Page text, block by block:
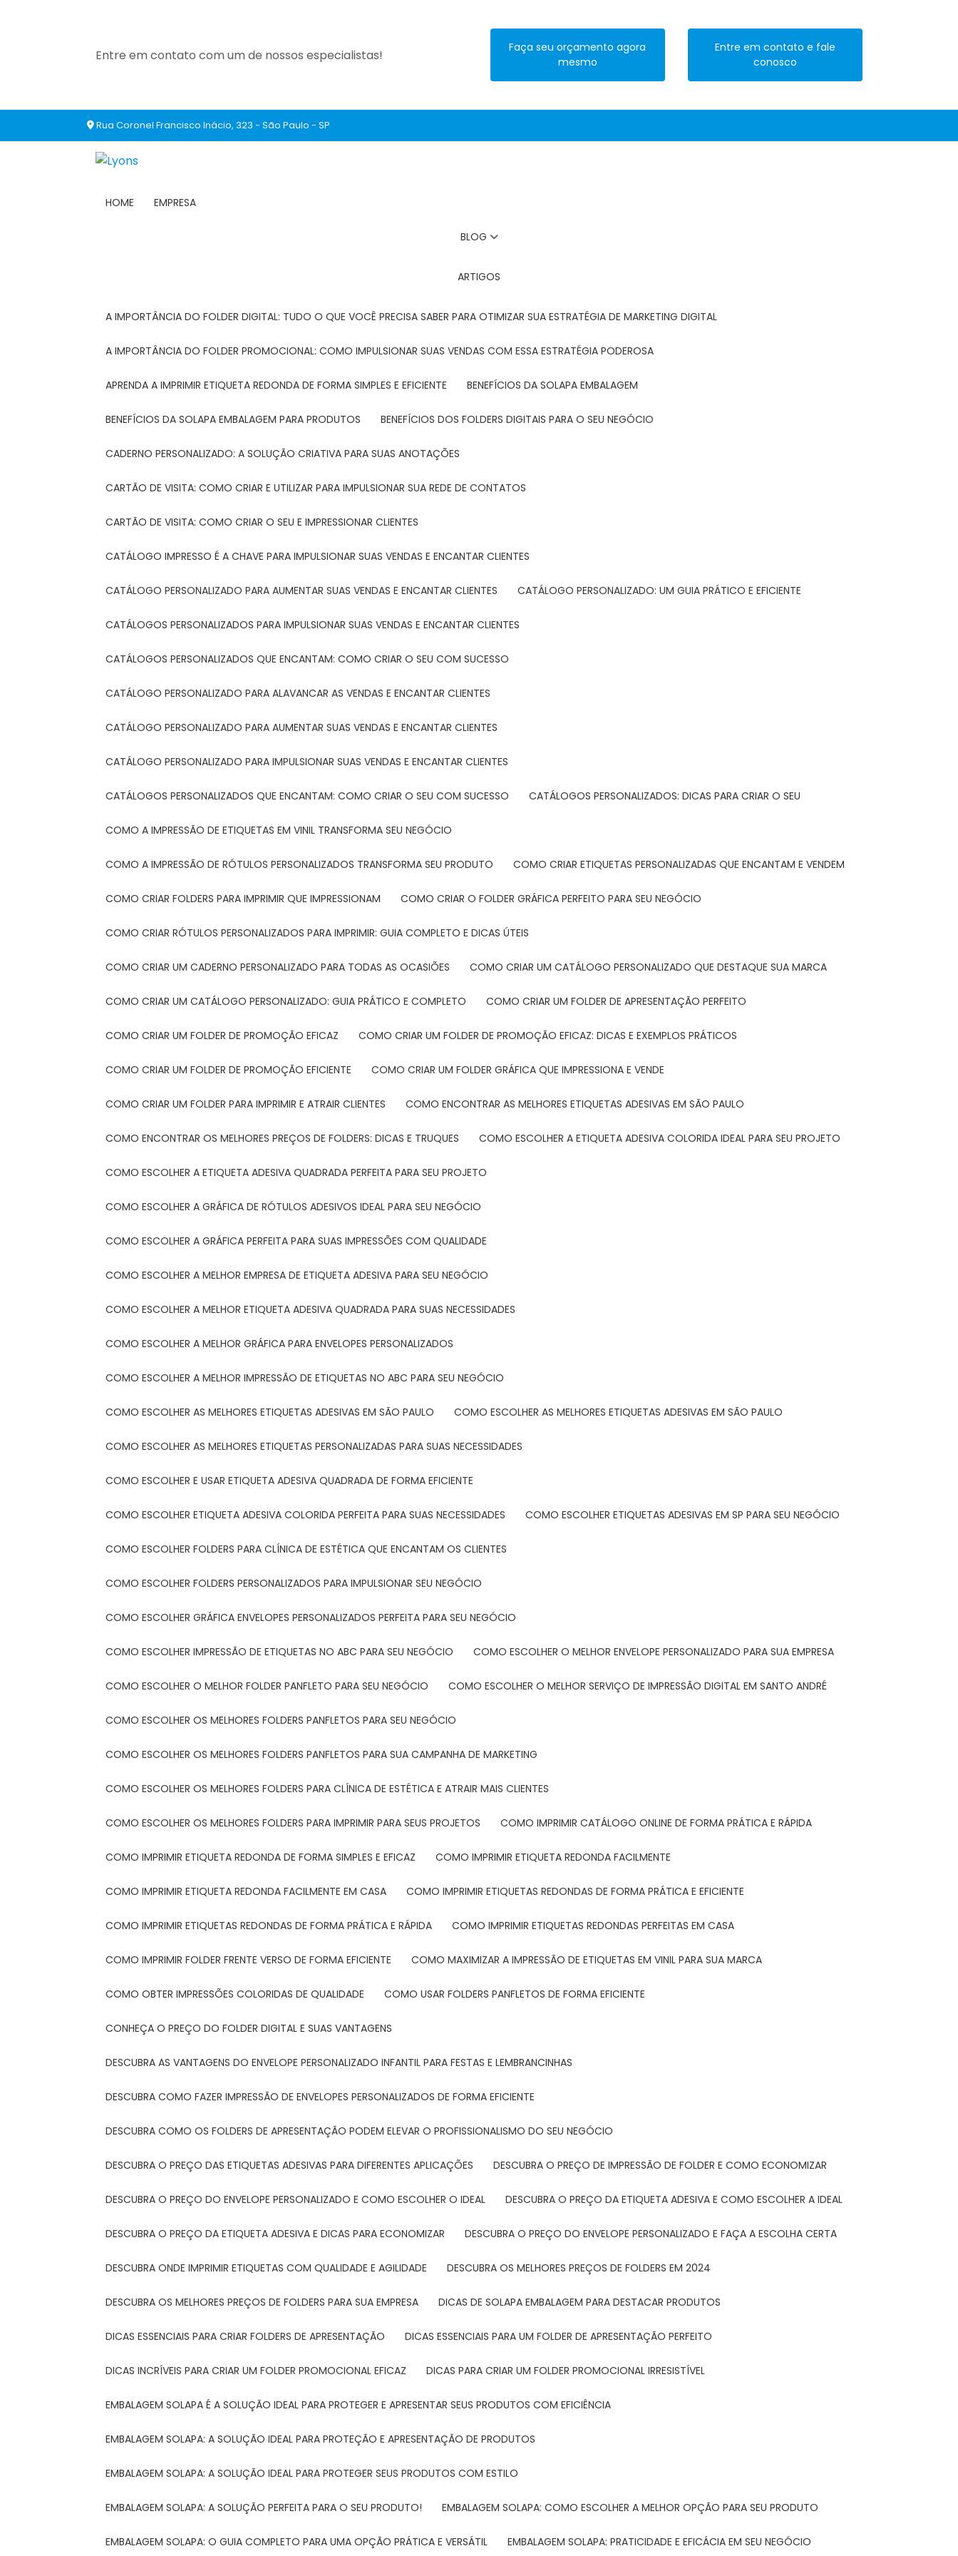
Entre em contato com um de nossos especialistas!
Faça seu orçamento agora
mesmo
Entre em contato e fale
conosco
Rua Coronel Francisco Inácio, 323 - São Paulo - SP
HOME EMPRESA
BLOG
ARTIGOS
A IMPORTÂNCIA DO FOLDER DIGITAL: TUDO O QUE VOCÊ PRECISA SABER PARA OTIMIZAR SUA ESTRATÉGIA DE MARKETING DIGITAL
A IMPORTÂNCIA DO FOLDER PROMOCIONAL: COMO IMPULSIONAR SUAS VENDAS COM ESSA ESTRATÉGIA PODEROSA
APRENDA A IMPRIMIR ETIQUETA REDONDA DE FORMA SIMPLES E EFICIENTE BENEFÍCIOS DA SOLAPA EMBALAGEM
BENEFÍCIOS DA SOLAPA EMBALAGEM PARA PRODUTOS BENEFÍCIOS DOS FOLDERS DIGITAIS PARA O SEU NEGÓCIO
CADERNO PERSONALIZADO: A SOLUÇÃO CRIATIVA PARA SUAS ANOTAÇÕES
CARTÃO DE VISITA: COMO CRIAR E UTILIZAR PARA IMPULSIONAR SUA REDE DE CONTATOS
CARTÃO DE VISITA: COMO CRIAR O SEU E IMPRESSIONAR CLIENTES
CATÁLOGO IMPRESSO É A CHAVE PARA IMPULSIONAR SUAS VENDAS E ENCANTAR CLIENTES
CATÁLOGO PERSONALIZADO PARA AUMENTAR SUAS VENDAS E ENCANTAR CLIENTES CATÁLOGO PERSONALIZADO: UM GUIA PRÁTICO E EFICIENTE
CATÁLOGOS PERSONALIZADOS PARA IMPULSIONAR SUAS VENDAS E ENCANTAR CLIENTES
CATÁLOGOS PERSONALIZADOS QUE ENCANTAM: COMO CRIAR O SEU COM SUCESSO
CATÁLOGO PERSONALIZADO PARA ALAVANCAR AS VENDAS E ENCANTAR CLIENTES
CATÁLOGO PERSONALIZADO PARA AUMENTAR SUAS VENDAS E ENCANTAR CLIENTES
CATÁLOGO PERSONALIZADO PARA IMPULSIONAR SUAS VENDAS E ENCANTAR CLIENTES
CATÁLOGOS PERSONALIZADOS QUE ENCANTAM: COMO CRIAR O SEU COM SUCESSO CATÁLOGOS PERSONALIZADOS: DICAS PARA CRIAR O SEU
COMO A IMPRESSÃO DE ETIQUETAS EM VINIL TRANSFORMA SEU NEGÓCIO
COMO A IMPRESSÃO DE RÓTULOS PERSONALIZADOS TRANSFORMA SEU PRODUTO COMO CRIAR ETIQUETAS PERSONALIZADAS QUE ENCANTAM E VENDEM
COMO CRIAR FOLDERS PARA IMPRIMIR QUE IMPRESSIONAM COMO CRIAR O FOLDER GRÁFICA PERFEITO PARA SEU NEGÓCIO
COMO CRIAR RÓTULOS PERSONALIZADOS PARA IMPRIMIR: GUIA COMPLETO E DICAS ÚTEIS
COMO CRIAR UM CADERNO PERSONALIZADO PARA TODAS AS OCASIÕES COMO CRIAR UM CATÁLOGO PERSONALIZADO QUE DESTAQUE SUA MARCA
COMO CRIAR UM CATÁLOGO PERSONALIZADO: GUIA PRÁTICO E COMPLETO COMO CRIAR UM FOLDER DE APRESENTAÇÃO PERFEITO
COMO CRIAR UM FOLDER DE PROMOÇÃO EFICAZ COMO CRIAR UM FOLDER DE PROMOÇÃO EFICAZ: DICAS E EXEMPLOS PRÁTICOS
COMO CRIAR UM FOLDER DE PROMOÇÃO EFICIENTE COMO CRIAR UM FOLDER GRÁFICA QUE IMPRESSIONA E VENDE
COMO CRIAR UM FOLDER PARA IMPRIMIR E ATRAIR CLIENTES COMO ENCONTRAR AS MELHORES ETIQUETAS ADESIVAS EM SÃO PAULO
COMO ENCONTRAR OS MELHORES PREÇOS DE FOLDERS: DICAS E TRUQUES COMO ESCOLHER A ETIQUETA ADESIVA COLORIDA IDEAL PARA SEU PROJETO
COMO ESCOLHER A ETIQUETA ADESIVA QUADRADA PERFEITA PARA SEU PROJETO
COMO ESCOLHER A GRÁFICA DE RÓTULOS ADESIVOS IDEAL PARA SEU NEGÓCIO
COMO ESCOLHER A GRÁFICA PERFEITA PARA SUAS IMPRESSÕES COM QUALIDADE
COMO ESCOLHER A MELHOR EMPRESA DE ETIQUETA ADESIVA PARA SEU NEGÓCIO
COMO ESCOLHER A MELHOR ETIQUETA ADESIVA QUADRADA PARA SUAS NECESSIDADES
COMO ESCOLHER A MELHOR GRÁFICA PARA ENVELOPES PERSONALIZADOS
COMO ESCOLHER A MELHOR IMPRESSÃO DE ETIQUETAS NO ABC PARA SEU NEGÓCIO
COMO ESCOLHER AS MELHORES ETIQUETAS ADESIVAS EM SÃO PAULO COMO ESCOLHER AS MELHORES ETIQUETAS ADESIVAS EM SÃO PAULO
COMO ESCOLHER AS MELHORES ETIQUETAS PERSONALIZADAS PARA SUAS NECESSIDADES
COMO ESCOLHER E USAR ETIQUETA ADESIVA QUADRADA DE FORMA EFICIENTE
COMO ESCOLHER ETIQUETA ADESIVA COLORIDA PERFEITA PARA SUAS NECESSIDADES COMO ESCOLHER ETIQUETAS ADESIVAS EM SP PARA SEU NEGÓCIO
COMO ESCOLHER FOLDERS PARA CLÍNICA DE ESTÉTICA QUE ENCANTAM OS CLIENTES
COMO ESCOLHER FOLDERS PERSONALIZADOS PARA IMPULSIONAR SEU NEGÓCIO
COMO ESCOLHER GRÁFICA ENVELOPES PERSONALIZADOS PERFEITA PARA SEU NEGÓCIO
COMO ESCOLHER IMPRESSÃO DE ETIQUETAS NO ABC PARA SEU NEGÓCIO COMO ESCOLHER O MELHOR ENVELOPE PERSONALIZADO PARA SUA EMPRESA
COMO ESCOLHER O MELHOR FOLDER PANFLETO PARA SEU NEGÓCIO COMO ESCOLHER O MELHOR SERVIÇO DE IMPRESSÃO DIGITAL EM SANTO ANDRÉ
COMO ESCOLHER OS MELHORES FOLDERS PANFLETOS PARA SEU NEGÓCIO
COMO ESCOLHER OS MELHORES FOLDERS PANFLETOS PARA SUA CAMPANHA DE MARKETING
COMO ESCOLHER OS MELHORES FOLDERS PARA CLÍNICA DE ESTÉTICA E ATRAIR MAIS CLIENTES
COMO ESCOLHER OS MELHORES FOLDERS PARA IMPRIMIR PARA SEUS PROJETOS COMO IMPRIMIR CATÁLOGO ONLINE DE FORMA PRÁTICA E RÁPIDA
COMO IMPRIMIR ETIQUETA REDONDA DE FORMA SIMPLES E EFICAZ COMO IMPRIMIR ETIQUETA REDONDA FACILMENTE
COMO IMPRIMIR ETIQUETA REDONDA FACILMENTE EM CASA COMO IMPRIMIR ETIQUETAS REDONDAS DE FORMA PRÁTICA E EFICIENTE
COMO IMPRIMIR ETIQUETAS REDONDAS DE FORMA PRÁTICA E RÁPIDA COMO IMPRIMIR ETIQUETAS REDONDAS PERFEITAS EM CASA
COMO IMPRIMIR FOLDER FRENTE VERSO DE FORMA EFICIENTE COMO MAXIMIZAR A IMPRESSÃO DE ETIQUETAS EM VINIL PARA SUA MARCA
COMO OBTER IMPRESSÕES COLORIDAS DE QUALIDADE COMO USAR FOLDERS PANFLETOS DE FORMA EFICIENTE
CONHEÇA O PREÇO DO FOLDER DIGITAL E SUAS VANTAGENS
DESCUBRA AS VANTAGENS DO ENVELOPE PERSONALIZADO INFANTIL PARA FESTAS E LEMBRANCINHAS
DESCUBRA COMO FAZER IMPRESSÃO DE ENVELOPES PERSONALIZADOS DE FORMA EFICIENTE
DESCUBRA COMO OS FOLDERS DE APRESENTAÇÃO PODEM ELEVAR O PROFISSIONALISMO DO SEU NEGÓCIO
DESCUBRA O PREÇO DAS ETIQUETAS ADESIVAS PARA DIFERENTES APLICAÇÕES DESCUBRA O PREÇO DE IMPRESSÃO DE FOLDER E COMO ECONOMIZAR
DESCUBRA O PREÇO DO ENVELOPE PERSONALIZADO E COMO ESCOLHER O IDEAL DESCUBRA O PREÇO DA ETIQUETA ADESIVA E COMO ESCOLHER A IDEAL
DESCUBRA O PREÇO DA ETIQUETA ADESIVA E DICAS PARA ECONOMIZAR DESCUBRA O PREÇO DO ENVELOPE PERSONALIZADO E FAÇA A ESCOLHA CERTA
DESCUBRA ONDE IMPRIMIR ETIQUETAS COM QUALIDADE E AGILIDADE DESCUBRA OS MELHORES PREÇOS DE FOLDERS EM 2024
DESCUBRA OS MELHORES PREÇOS DE FOLDERS PARA SUA EMPRESA DICAS DE SOLAPA EMBALAGEM PARA DESTACAR PRODUTOS
DICAS ESSENCIAIS PARA CRIAR FOLDERS DE APRESENTAÇÃO DICAS ESSENCIAIS PARA UM FOLDER DE APRESENTAÇÃO PERFEITO
DICAS INCRÍVEIS PARA CRIAR UM FOLDER PROMOCIONAL EFICAZ DICAS PARA CRIAR UM FOLDER PROMOCIONAL IRRESISTÍVEL
EMBALAGEM SOLAPA É A SOLUÇÃO IDEAL PARA PROTEGER E APRESENTAR SEUS PRODUTOS COM EFICIÊNCIA
EMBALAGEM SOLAPA: A SOLUÇÃO IDEAL PARA PROTEÇÃO E APRESENTAÇÃO DE PRODUTOS
EMBALAGEM SOLAPA: A SOLUÇÃO IDEAL PARA PROTEGER SEUS PRODUTOS COM ESTILO
EMBALAGEM SOLAPA: A SOLUÇÃO PERFEITA PARA O SEU PRODUTO! EMBALAGEM SOLAPA: COMO ESCOLHER A MELHOR OPÇÃO PARA SEU PRODUTO
EMBALAGEM SOLAPA: O GUIA COMPLETO PARA UMA OPÇÃO PRÁTICA E VERSÁTIL EMBALAGEM SOLAPA: PRATICIDADE E EFICÁCIA EM SEU NEGÓCIO